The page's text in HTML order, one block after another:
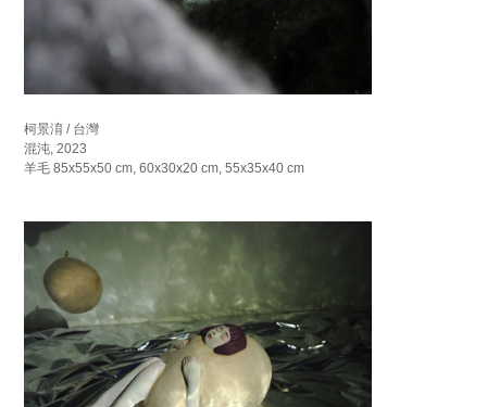
柯景淯 / 台灣
混沌, 2023
羊毛 85x55x50 cm, 60x30x20 cm, 55x35x40 cm